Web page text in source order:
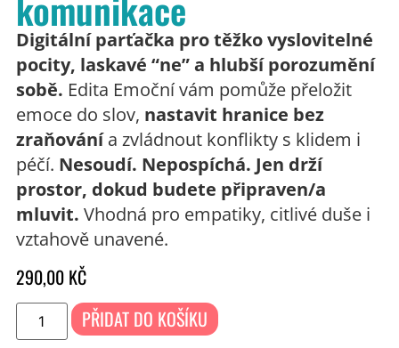
Digitální parťačka pro těžko vyslovitelné
pocity, laskavé “ne” a hlubší porozumění
sobě. Edita Emoční vám pomůže přeložit
emoce do slov, nastavit hranice bez
zraňovánía zvládnout konflikty s klidem i
péčí. Nesoudí. Nepospíchá. Jen drží
prostor, dokud budete připraven/a
mluvit. Vhodná pro empatiky, citlivé duše i
vztahově unavené.
290,00 KČ
PŘIDAT DO KOŠÍKU